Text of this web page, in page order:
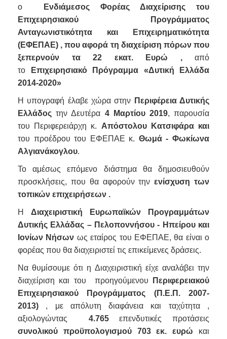
ο
Ενδιάμεσος Φορέας Διαχείρισης του
Επιχειρησιακού Προγράμματος
Ανταγωνιστικότητα και Επιχειρηματικότητα
(ΕΦΕΠΑΕ) ,που αφορά τη διαχείριση πόρων που
ξεπερνούν τα 22 εκατ. Ευρώ ,από
το
Επιχειρησιακό Πρόγραμμα «Δυτική Ελλάδα
2014-2020»
Η υπογραφή έλαβε χώρα στην Περιφέρεια Δυτικής
Ελλάδος την Δευτέρα 4 Μαρτίου 2019, παρουσία
του Περιφερειάρχη κ. Απόστολου Κατσιφάρα και
του προέδρου του ΕΦΕΠΑΕ κ. Θωμά - Φωκίωνα
Αλγιανάκογλου.
Το αμέσως επόμενο διάστημα θα δημοσιευθούν
προσκλήσεις, που θα αφορούν τηνενίσχυση των
τοπικών επιχειρήσεων .
Η Διαχειριστική Ευρωπαϊκών Προγραμμάτων
Δυτικής Ελλάδας – Πελοποννήσου - Ηπείρου και
Ιονίων Νήσων ως εταίρος του ΕΦΕΠΑΕ, θα είναι ο
φορέας που θα διαχειριστεί τις επικείμενες δράσεις.
Να θυμίσουμε ότι η Διαχειριστική είχε αναλάβει την
διαχείριση και του προηγούμενου
Περιφερειακού
Επιχειρησιακού Προγράμματος (Π.Ε.Π. 2007-
2013) , με απόλυτη διαφάνεια και ταχύτητα ,
αξιολογώντας 4.765επενδυτικές προτάσεις
συνολικού προϋπολογισμού703 εκ. ευρώ και